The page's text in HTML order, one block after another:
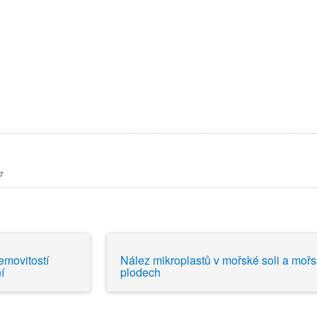
Nález mikroplastů v mořské soli a
plodech